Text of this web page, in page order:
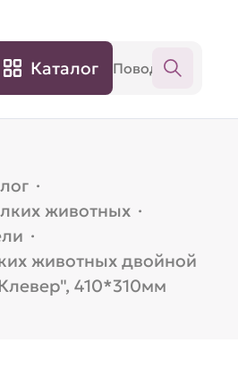
Каталог
·
животных ·
·
животных двойной
410*310мм